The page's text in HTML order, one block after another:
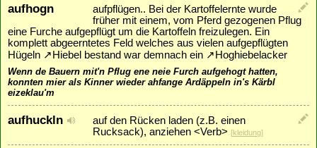
aufhogn
aufpflügen.. Bei der Kartoffelernte wurde
früher mit einem, vom Pferd gezogenen Pflug
eine Furche aufgepflügt um die Kartoffeln freizulegen. Ein
komplett abgeerntetes Feld welches aus vielen aufgepflügten
Hügeln ↗ Hiebel bestand war demnach ein ↗ Hoghiebelacker
Wenn de Bauern mit'n Pflug ene neie Furch aufgehogt hatten,
konnten mier als Kinner wieder ahfange Ardäppeln in's Kärbl
eizeklau'm
aufhuckln
auf den Rücken laden (z.B. einen
Rucksack), anziehen <Verb> [kleidung]